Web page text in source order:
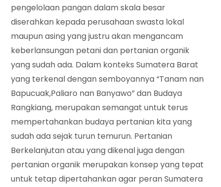
pengelolaan pangan dalam skala besar
diserahkan kepada perusahaan swasta lokal
maupun asing yang justru akan mengancam
keberlansungan petani dan pertanian organik
yang sudah ada. Dalam konteks Sumatera Barat
yang terkenal dengan semboyannya “Tanam nan
Bapucuak,Paliaro nan Banyawo” dan Budaya
Rangkiang, merupakan semangat untuk terus
mempertahankan budaya pertanian kita yang
sudah ada sejak turun temurun. Pertanian
Berkelanjutan atau yang dikenal juga dengan
pertanian organik merupakan konsep yang tepat
untuk tetap dipertahankan agar peran Sumatera